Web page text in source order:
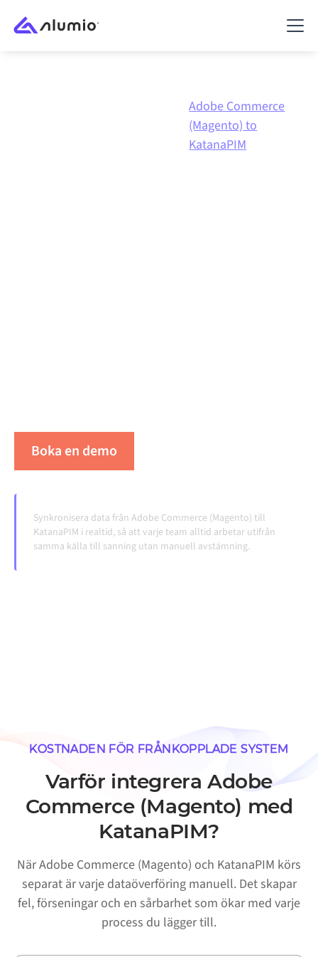
Adobe Commerce
(Magento) to
KatanaPIM
Boka en demo
Synkronisera data från Adobe Commerce (Magento) till
KatanaPIM i realtid, så att varje team alltid arbetar utifrån
samma källa till sanning utan manuell avstämning.
KOSTNADEN FÖR FRÅNKOPPLADE SYSTEM
Varför integrera Adobe
Commerce (Magento) med
KatanaPIM?
När Adobe Commerce (Magento) och KatanaPIM körs
separat är varje dataöverföring manuell. Det skapar
fel, förseningar och en sårbarhet som ökar med varje
process du lägger till.